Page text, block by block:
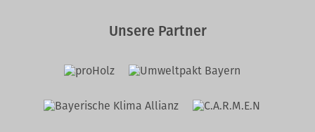
Unsere Partner